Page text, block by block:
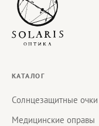
КАТАЛОГ
Солнцезащитные очки
Медицинские оправы